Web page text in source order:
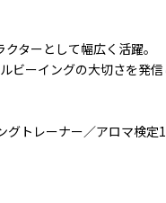
ターとして幅広く活躍。
ーイングの大切さを発信
グトレーナー／アロマ検定